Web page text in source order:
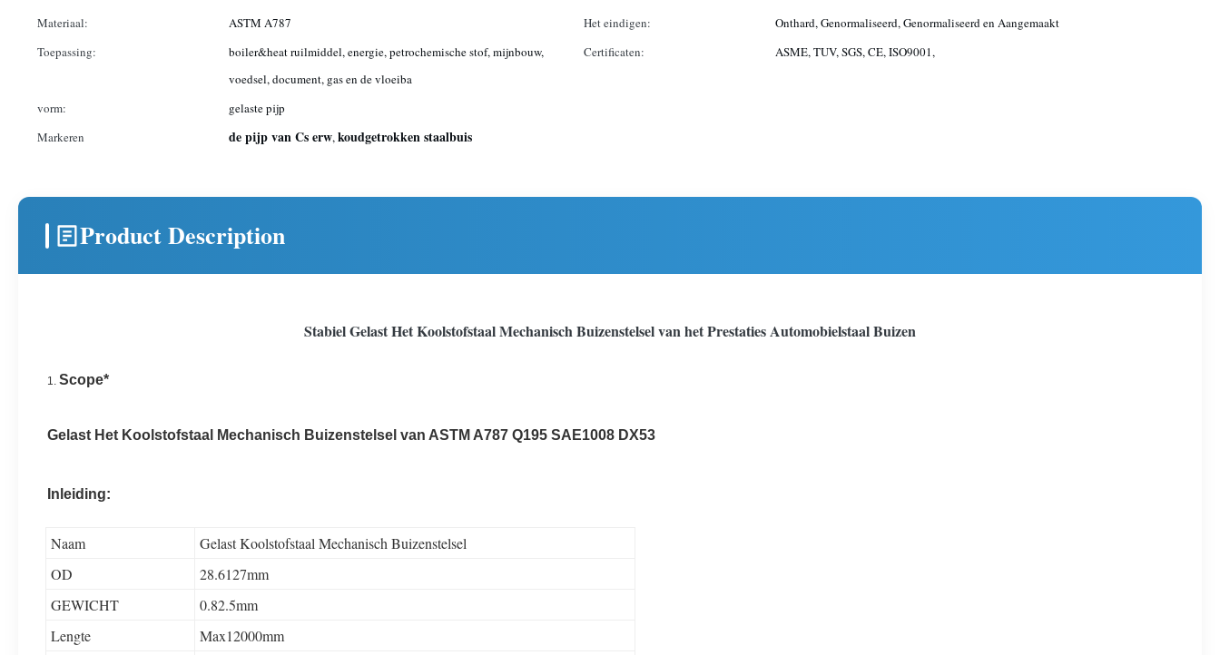
Materiaal: ASTM A787 Het eindigen:
Onthard, Genormaliseerd, Genormaliseerd en Aangemaakt
Toepassing:
boiler&heat ruilmiddel, energie, petrochemische stof, mijnbouw,
voedsel, document, gas en de vloeiba
Certificaten: ASME, TUV, SGS, CE, ISO9001,
vorm:
gelaste pijp
Markeren
de pijp van Cs erw,koudgetrokken staalbuis
Product Description
Stabiel Gelast Het Koolstofstaal Mechanisch Buizenstelsel van het Prestaties Automobielstaal Buizen
1. Scope*
Gelast Het Koolstofstaal Mechanisch Buizenstelsel van ASTM A787 Q195 SAE1008 DX53
Inleiding:
Naam
Gelast Koolstofstaal Mechanisch Buizenstelsel
OD
28.6127mm
GEWICHT
0.82.5mm
Lengte
Max12000mm